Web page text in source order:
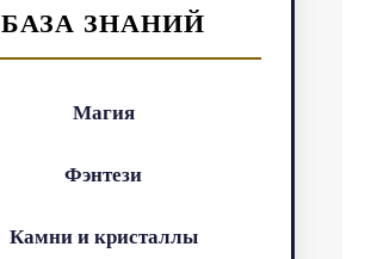
БАЗА ЗНАНИЙ
Магия
Фэнтези
Камни и кристаллы